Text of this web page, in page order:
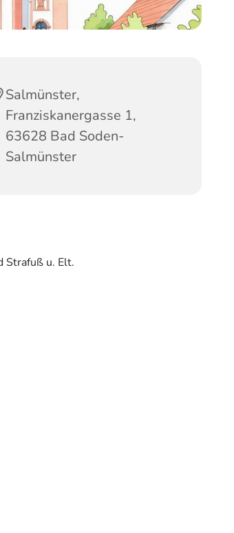
Salmünster,
Franziskanergasse 1,
63628 Bad Soden-
Salmünster
Strafuß u. Elt.